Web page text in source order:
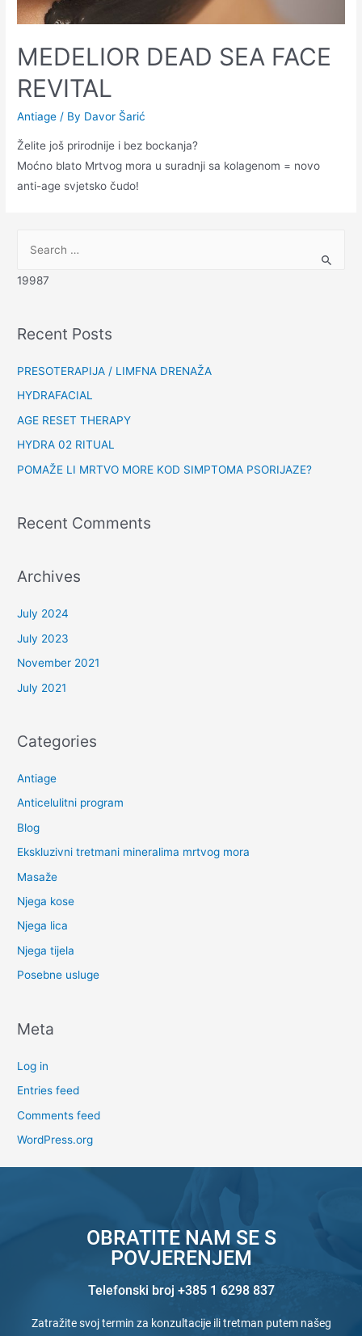
MEDELIOR DEAD SEA FACE
REVITAL
Antiage / By Davor Šarić
Želite još prirodnije i bez bockanja?
Moćno blato Mrtvog mora u suradnji sa kolagenom = novo
anti-age svjetsko čudo!
19987
Recent Posts
PRESOTERAPIJA / LIMFNA DRENAŽA
HYDRAFACIAL
AGE RESET THERAPY
HYDRA 02 RITUAL
POMAŽE LI MRTVO MORE KOD SIMPTOMA PSORIJAZE?
Recent Comments
Archives
July 2024
July 2023
November 2021
July 2021
Categories
Antiage
Anticelulitni program
Blog
Ekskluzivni tretmani mineralima mrtvog mora
Masaže
Njega kose
Njega lica
Njega tijela
Posebne usluge
Meta
Log in
Entries feed
Comments feed
WordPress.org
OBRATITE NAM SE S
POVJERENJEM
Telefonski broj +385 1 6298 837
Zatražite svoj termin za konzultacije ili tretman putem našeg